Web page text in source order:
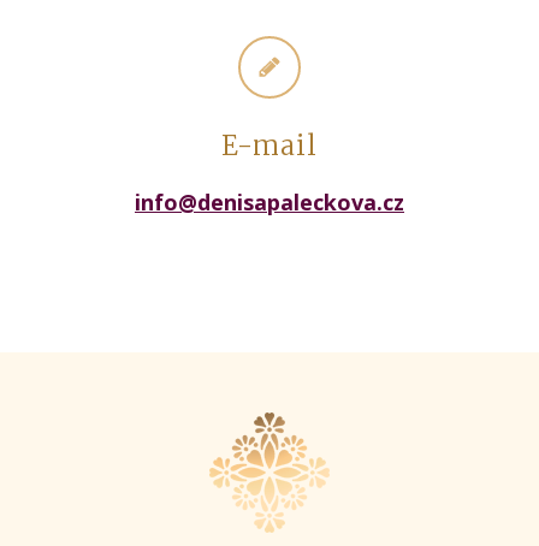
E-mail
info@denisapaleckova.cz